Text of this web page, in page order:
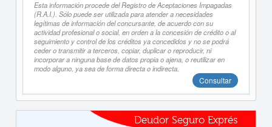
Esta información procede del Registro de Aceptaciones Impagadas
(R.A.I.). Sólo puede ser utilizada para atender a necesidades
legítimas de información del concursante, de acuerdo con su
actividad profesional o social, en orden a la concesión de crédito o al
seguimiento y control de los créditos ya concedidos y no se podrá
ceder o transmitir a terceros, copiar, duplicar o reproducir, ni
incorporar a ninguna base de datos propia o ajena, o reutilizar en
modo alguno, ya sea de forma directa o indirecta.
Consultar
Deudor Seguro Exprés